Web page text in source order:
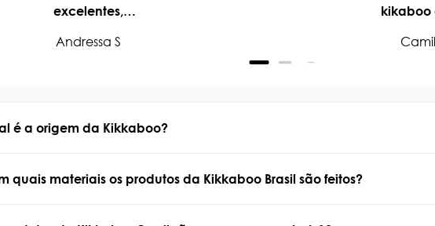
excelentes,
atencioso e preços
Andressa S
kikaboo
é a origem da Kikkaboo?
é uma marca alemã, com mais de 30 anos de tradição no
Todos os produtos comercializados no Brasil são importados
quais materiais os produtos da Kikkaboo Brasil são feitos?